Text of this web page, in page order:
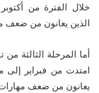
الذين يعانون من ضعف
يعانون من ضعف مهارات